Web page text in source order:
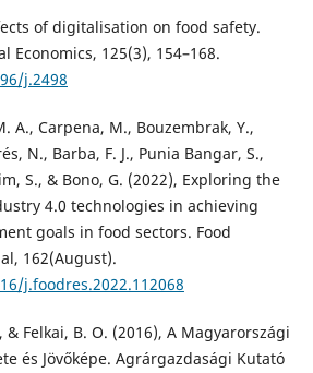
of digitalisation on food safety.
Economics, 125(3), 154–168.
j.2498
A., Carpena, M., Bouzembrak, Y.,
N., Barba, F. J., Punia Bangar, S.,
S., & Bono, G. (2022), Exploring the
4.0 technologies in achieving
goals in food sectors. Food
162(August).
j.foodres.2022.112068
& Felkai, B. O. (2016), A Magyarországi
és Jövőképe. Agrárgazdasági Kutató